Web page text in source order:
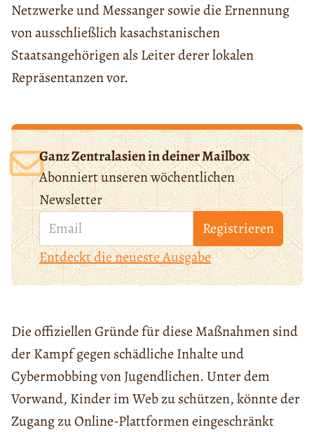
Netzwerke und Messanger sowie die Ernennung
von ausschließlich kasachstanischen
Staatsangehörigen als Leiter derer lokalen
Repräsentanzen vor.
Ganz Zentralasien in deiner Mailbox
Abonniert unseren wöchentlichen
Newsletter
Registrieren
Entdeckt die neueste Ausgabe
Die offiziellen Gründe für diese Maßnahmen sind
der Kampf gegen schädliche Inhalte und
Cybermobbing von Jugendlichen. Unter dem
Vorwand, Kinder im Web zu schützen, könnte der
Zugang zu Online-Plattformen eingeschränkt